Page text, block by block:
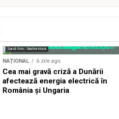
Sursă foto: Shutterstock
NAȚIONAL 6 zile ago
Cea mai gravă criză a Dunării
afectează energia electrică în
România și Ungaria